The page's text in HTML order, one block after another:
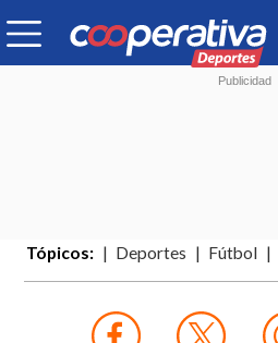
Tópicos: Deportes Fútbol